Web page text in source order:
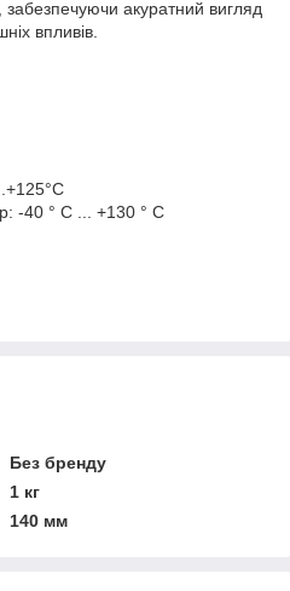
акуратний вигляд
впливів.
-40 ° C ... +130 ° C
Без бренду
1 кг
140 мм